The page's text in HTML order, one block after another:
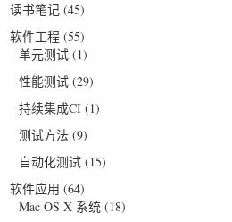
读书笔记 (45)
软件工程 (55)
单元测试 (1)
性能测试 (29)
持续集成CI (1)
测试方法 (9)
自动化测试 (15)
软件应用 (64)
Mac OS X 系统 (18)